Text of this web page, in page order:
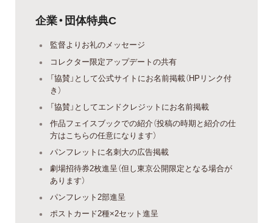
企業・団体特典C
監督よりお礼のメッセージ
コレクター限定アップデートの共有
「協賛」として公式サイトにお名前掲載（HPリンク付
き）
「協賛」としてエンドクレジットにお名前掲載
作品フェイスブックでの紹介（投稿の時期と紹介の仕
方はこちらの任意になります）
パンフレットに名刺大の広告掲載
劇場招待券2枚進呈（但し東京公開限定となる場合が
あります）
パンフレット2部進呈
ポストカード2種×2セット進呈